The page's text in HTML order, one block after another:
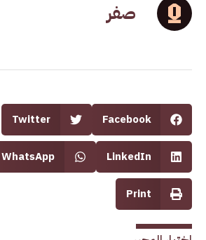
صفر
Facebook
Twitter
LinkedIn
WhatsApp
Print